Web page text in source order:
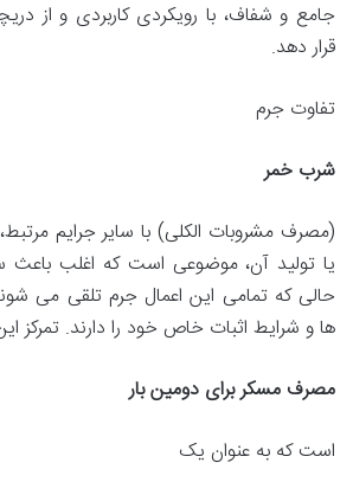
جامع و شفاف، با رویکردی کاربردی و از
قرار دهد.
تفاوت جرم
شرب خمر
(مصرف مشروبات الکلی) با سایر جرایم
یا تولید آن، موضوعی است که اغلب
حالی که تمامی این اعمال جرم تلقی می
ها و شرایط اثبات خاص خود را دارند. تمرکز
مصرف مسکر برای دومین بار
است که به عنوان یک